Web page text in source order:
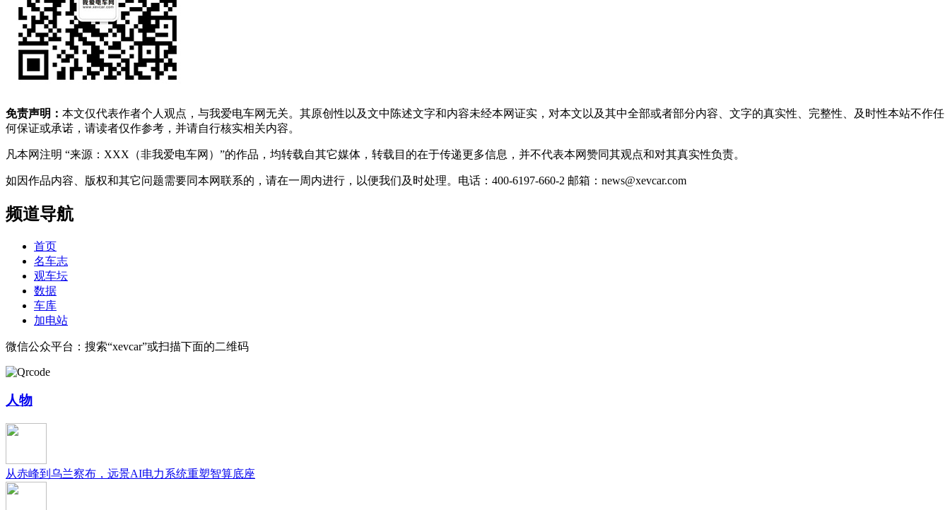
免责声明： 本文仅代表作者个人观点，与我爱电车网无关。其原创性以及文中陈述文字和内容未经本网证实，对本文以及其中全部或者部分内容、文字的真实性、完整性、及时性本站不作任
何保证或承诺，请读者仅作参考，并请自行核实相关内容。
凡本网注明 “来源：XXX（非我爱电车网）”的作品，均转载自其它媒体，转载目的在于传递更多信息，并不代表本网赞同其观点和对其真实性负责。
如因作品内容、版权和其它问题需要同本网联系的，请在一周内进行，以便我们及时处理。电话：400-6197-660-2 邮箱：news@xevcar.com
频道导航
首页
名车志
观车坛
数据
车库
加电站
微信公众平台：搜索“xevcar”或扫描下面的二维码
人物
从赤峰到乌兰察布，远景AI电力系统重塑智算底座